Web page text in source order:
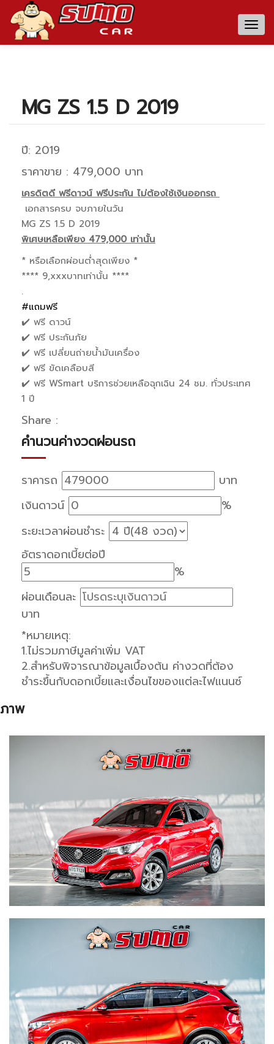
MG ZS 1.5 D 2019
ปี: 2019
ราคาขาย : 479,000 บาท
เครดิตดี ฟรีดาวน์ ฟรีประกัน ไม่ต้องใช้เงินออกรถ
เอกสารครบ จบภายในวัน
MG ZS 1.5 D 2019
พิเศษเหลือเพียง 479,000 เท่านั้น
* หรือเลือกผ่อนต่ำสุดเพียง *
**** 9,xxxบาทเท่านั้น ****
.
#แถมฟรี
✔️ ฟรี ดาวน์
✔️ ฟรี ประกันภัย
✔️ ฟรี เปลี่ยนถ่ายน้ำมันเครื่อง
✔️ ฟรี ขัดเคลือบสี
✔️ ฟรี WSmart บริการช่วยเหลือฉุกเฉิน 24 ชม. ทั่วประเทศ
1 ปี
Share :
คำนวนค่างวดผ่อนรถ
ราคารถ
บาท
เงินดาวน์
%
ระยะเวลาผ่อนชำระ
อัตราดอกเบี้ยต่อปี
%
ผ่อนเดือนละ
บาท
*หมายเหตุ:
1.ไม่รวมภาษีมูลค่าเพิ่ม VAT
2.สำหรับพิจารณาข้อมูลเบื้องต้น ค่างวดที่ต้อง
ชำระขึ้นกับดอกเบี้ยและเงื่อนไขของแต่ละไฟแนนซ์
ภาพ